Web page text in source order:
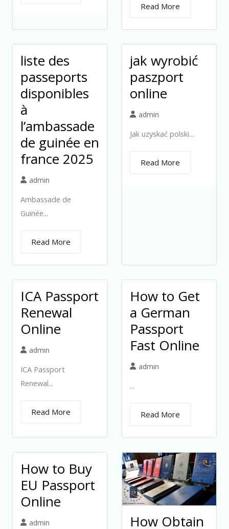
Read More
liste des
passeports
disponibles
à
l’ambassade
de guinée en
france 2025
admin
Ambassade de
Guinée...
Read More
jak wyrobić
paszport
online
admin
Jak uzyskać polski...
Read More
ICA Passport
Renewal
Online
admin
ICA Passport
Renewal...
Read More
How to Get
a German
Passport
Fast Online
admin
...
Read More
How to Buy
EU Passport
Online
admin
How Obtain